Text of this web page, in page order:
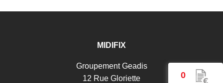
0
MIDIFIX
Groupement Geadis
12 Rue Gloriette